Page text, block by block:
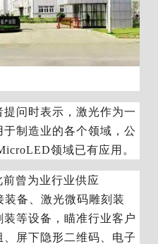
提问时表示，激光作为一
制造业的各个领域，公
LED领域已有应用。
曾为业行业供应
备、激光微码雕刻装
等设备，瞄准行业客户
屏下隐形二维码、电子